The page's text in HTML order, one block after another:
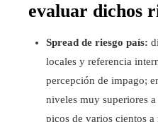
evaluar dichos
Spread de riesgo país:
locales y referencia
percepción de impago;
niveles muy superiores
picos de varios cientos a